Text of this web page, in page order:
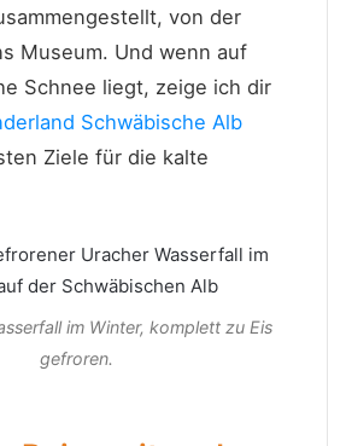
von der
Museum. Und wenn auf
Schnee liegt, zeige ich dir
Schwäbische Alb
Ziele für die kalte
im Winter, komplett zu Eis
gefroren.